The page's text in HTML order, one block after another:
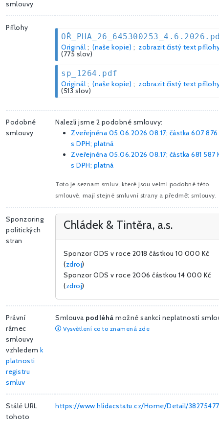
smlouvy
Přílohy
Originál ; (naše kopie) ; zobrazit čistý text
(775 slov)
sp_1264.pdf
Originál ; (naše kopie) ; zobrazit čistý text
(513 slov)
Podobné
smlouvy
Nalezli jsme 2 podobné smlouvy:
Zveřejněna 05.06.2026 08.17; částka 607 876
s DPH; platná
Zveřejněna 05.06.2026 08.17; částka 681 587
s DPH; platná
Toto je seznam smluv, které jsou velmi podobné této
smlouvě, mají stejné smluvní strany a předmět smlouvy.
Sponzoring
politických
stran
Chládek & Tintěra, a.s.
Sponzor ODS v roce 2018 částkou 10 000 Kč
(zdroj)
Sponzor ODS v roce 2006 částkou 14 000 Kč
(zdroj)
Právní
rámec
smlouvy
vzhledem k
platnosti
registru
smluv
Smlouva podléhá možné sankci neplatnosti
Vysvětlení co to znamená zde
Stálé URL
tohoto
https://www.hlidacstatu.cz/Home/Detail/38275477